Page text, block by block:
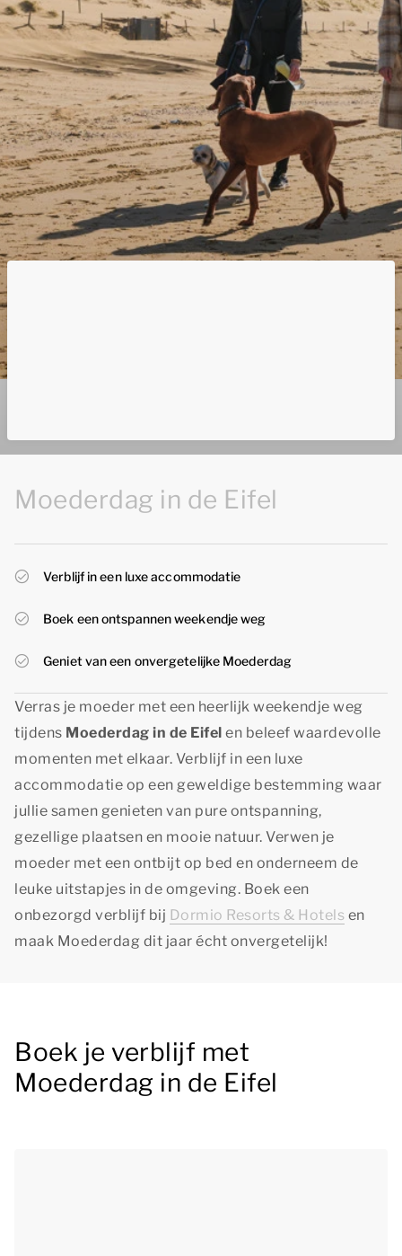
Moederdag in de Eifel
Verblijf in een luxe accommodatie
Boek een ontspannen weekendje weg
Geniet van een onvergetelijke Moederdag
Verras je moeder met een heerlijk weekendje weg
tijdens Moederdag in de Eifel en beleef waardevolle
momenten met elkaar. Verblijf in een luxe
accommodatie op een geweldige bestemming waar
jullie samen genieten van pure ontspanning,
gezellige plaatsen en mooie natuur. Verwen je
moeder met een ontbijt op bed en onderneem de
leuke uitstapjes in de omgeving. Boek een
onbezorgd verblijf bij Dormio Resorts & Hotels en
maak Moederdag dit jaar écht onvergetelijk!
Boek je verblijf met
Moederdag in de Eifel